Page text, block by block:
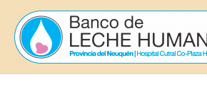
contenido